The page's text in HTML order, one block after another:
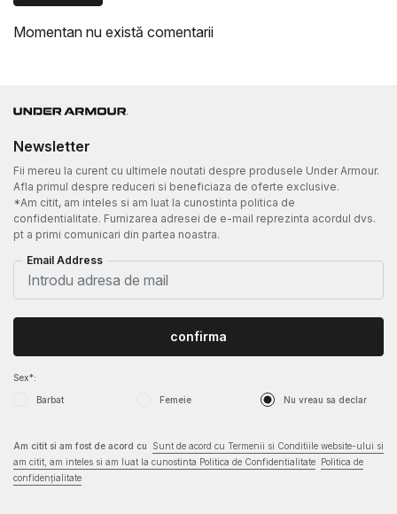
Momentan nu există comentarii
Newsletter
Fii mereu la curent cu ultimele noutati despre produsele Under Armour.
Afla primul despre reduceri si beneficiaza de oferte exclusive.
*Am citit, am inteles si am luat la cunostinta politica de
confidentialitate. Furnizarea adresei de e-mail reprezinta acordul dvs.
pt a primi comunicari din partea noastra.
Email Address
Sex*:
Barbat Femeie Nu vreau sa declar
confirma
Am citit si am fost de acord cu
Sunt de acord cu Termenii si Conditiile website-ului si
am citit, am inteles si am luat la cunostinta Politica de Confidentialitate
Politica de
confidențialitate